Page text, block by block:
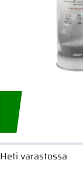
Heti varastossa